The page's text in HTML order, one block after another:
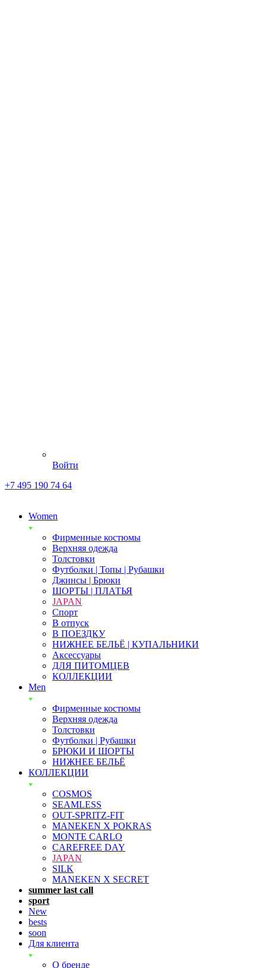
Войти
+7 495 190 74 64
Women
Фирменные костюмы
Верхняя одежда
Толстовки
Футболки | Топы | Рубашки
Джинсы | Брюки
ШОРТЫ | ПЛАТЬЯ
JAPAN
Спорт
В отпуск
В ПОЕЗДКУ
НИЖНЕЕ БЕЛЬЁ | КУПАЛЬНИКИ
Аксессуары
ДЛЯ ПИТОМЦЕВ
КОЛЛЕКЦИИ
Men
Фирменные костюмы
Верхняя одежда
Толстовки
Футболки | Рубашки
БРЮКИ И ШОРТЫ
НИЖНЕЕ БЕЛЬЁ
КОЛЛЕКЦИИ
COSMOS
SEAMLESS
OUT-SPRITZ-FIT
MANEKEN X POKRAS
MONTE CARLO
CAREFREE DAY
JAPAN
SILK
MANEKEN X SECRET
summer last call
sport
New
bests
soon
Для клиента
О бренде